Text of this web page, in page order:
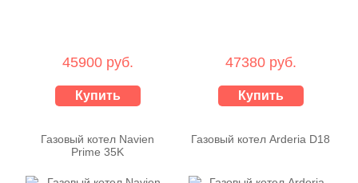
45900 руб.
Купить
47380 руб.
Купить
Газовый котел Navien
Prime 35K
Газовый котел Arderia D18